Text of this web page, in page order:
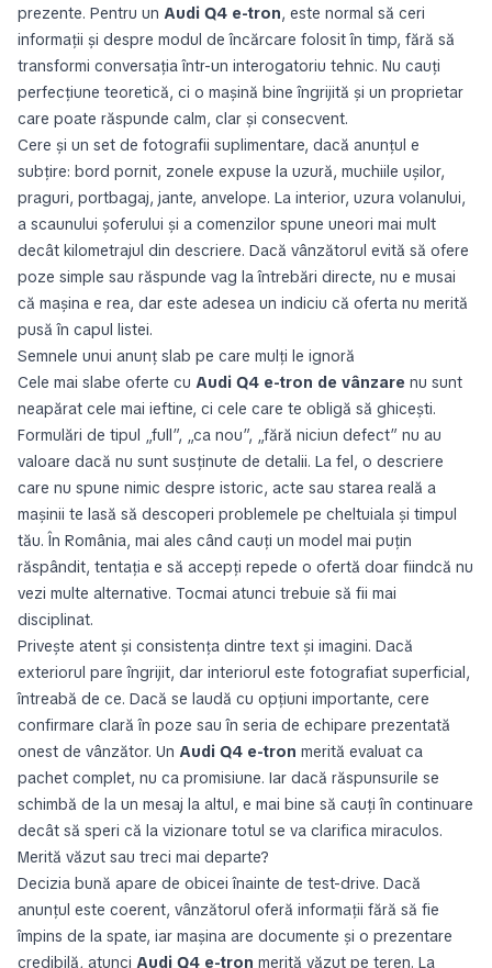
prezente. Pentru un Audi Q4 e-tron, este normal să ceri
informații și despre modul de încărcare folosit în timp, fără să
transformi conversația într-un interogatoriu tehnic. Nu cauți
perfecțiune teoretică, ci o mașină bine îngrijită și un proprietar
care poate răspunde calm, clar și consecvent.
Cere și un set de fotografii suplimentare, dacă anunțul e
subțire: bord pornit, zonele expuse la uzură, muchiile ușilor,
praguri, portbagaj, jante, anvelope. La interior, uzura volanului,
a scaunului șoferului și a comenzilor spune uneori mai mult
decât kilometrajul din descriere. Dacă vânzătorul evită să ofere
poze simple sau răspunde vag la întrebări directe, nu e musai
că mașina e rea, dar este adesea un indiciu că oferta nu merită
pusă în capul listei.
Semnele unui anunț slab pe care mulți le ignoră
Cele mai slabe oferte cu Audi Q4 e-tron de vânzare nu sunt
neapărat cele mai ieftine, ci cele care te obligă să ghicești.
Formulări de tipul „full”, „ca nou”, „fără niciun defect” nu au
valoare dacă nu sunt susținute de detalii. La fel, o descriere
care nu spune nimic despre istoric, acte sau starea reală a
mașinii te lasă să descoperi problemele pe cheltuiala și timpul
tău. În România, mai ales când cauți un model mai puțin
răspândit, tentația e să accepți repede o ofertă doar fiindcă nu
vezi multe alternative. Tocmai atunci trebuie să fii mai
disciplinat.
Privește atent și consistența dintre text și imagini. Dacă
exteriorul pare îngrijit, dar interiorul este fotografiat superficial,
întreabă de ce. Dacă se laudă cu opțiuni importante, cere
confirmare clară în poze sau în seria de echipare prezentată
onest de vânzător. Un Audi Q4 e-tron merită evaluat ca
pachet complet, nu ca promisiune. Iar dacă răspunsurile se
schimbă de la un mesaj la altul, e mai bine să cauți în continuare
decât să speri că la vizionare totul se va clarifica miraculos.
Merită văzut sau treci mai departe?
Decizia bună apare de obicei înainte de test-drive. Dacă
anunțul este coerent, vânzătorul oferă informații fără să fie
împins de la spate, iar mașina are documente și o prezentare
credibilă, atunci Audi Q4 e-tron merită văzut pe teren. La